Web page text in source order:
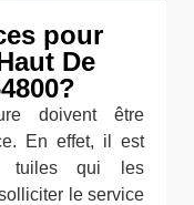
pour
De
doivent être
En effet, il est
tuiles qui les
le service